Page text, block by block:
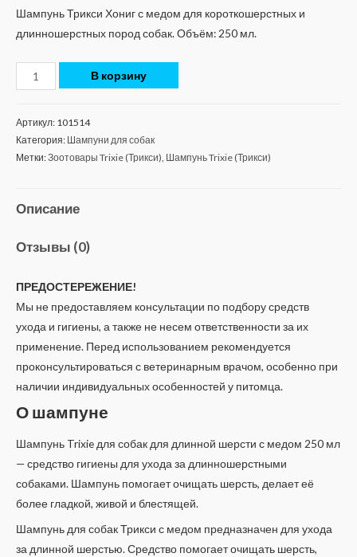
Шампунь Трикси Хониг с медом для короткошерстных и
длинношерстных пород собак. Объём: 250 мл.
В корзину
Артикул: 101514
Категория: Шампуни для собак
Метки:Зоотовары Trixie (Трикси) Шампунь Trixie (Трикси)
Описание
Отзывы (0)
ПРЕДОСТЕРЕЖЕНИЕ!
Мы не предоставляем консультации по подбору средств
ухода и гигиены, а также не несем ответственности за их
применение. Перед использованием рекомендуется
проконсультироваться с ветеринарным врачом, особенно при
наличии индивидуальных особенностей у питомца.
О шампуне
Шампунь Trixie для собак для длинной шерсти с медом 250 мл
— средство гигиены для ухода за длинношерстными
собаками. Шампунь помогает очищать шерсть, делает её
более гладкой, живой и блестящей.
Шампунь для собак Трикси с медом предназначен для ухода
за длинной шерстью. Средство помогает очищать шерсть,